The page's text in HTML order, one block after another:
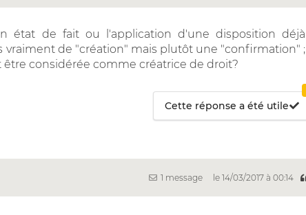
état de fait ou l'application d'une disposition déjà
vraiment de "création" mais plutôt une "confirmation" ;
considérée comme créatrice de droit?
Cette réponse a été utile
1 message le 14/03/2017 à 00:14